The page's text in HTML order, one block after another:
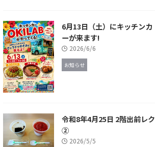
6月13日（土）にキッチンカ
ーが来ます!
2026/6/6
お知らせ
令和8年4月25日 2階出前レク
②
2026/5/5